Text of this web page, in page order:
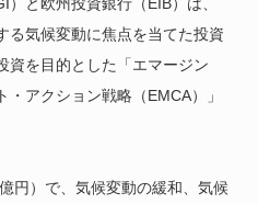
る気候変動に焦点を当てた投資
資を目的とした「エマージン
アクション戦略（EMCA）」
円）で、気候変動の緩和、気候